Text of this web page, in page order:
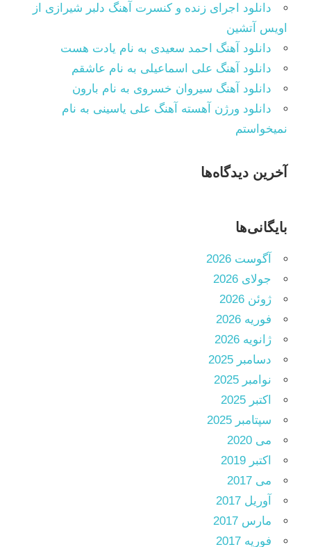
دانلود اجرای زنده و کنسرت آهنگ دلبر شیرازی از
اویس آتشین
دانلود آهنگ احمد سعیدی به نام یادت هست
دانلود آهنگ علی اسماعیلی به نام عاشقم
دانلود آهنگ سیروان خسروی به نام بارون
دانلود ورژن آهسته آهنگ علی یاسینی به نام
نمیخواستم
آخرین دیدگاه‌ها
بایگانی‌ها
آگوست 2026
جولای 2026
ژوئن 2026
فوریه 2026
ژانویه 2026
دسامبر 2025
نوامبر 2025
اکتبر 2025
سپتامبر 2025
می 2020
اکتبر 2019
می 2017
آوریل 2017
مارس 2017
فوریه 2017